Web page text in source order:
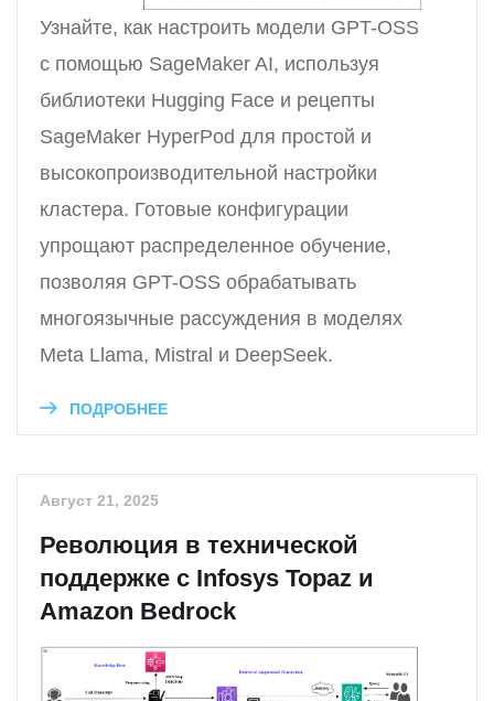
Узнайте, как настроить модели GPT-OSS
с помощью SageMaker AI, используя
библиотеки Hugging Face и рецепты
SageMaker HyperPod для простой и
высокопроизводительной настройки
кластера. Готовые конфигурации
упрощают распределенное обучение,
позволяя GPT-OSS обрабатывать
многоязычные рассуждения в моделях
Meta Llama, Mistral и DeepSeek.
ПОДРОБНЕЕ
Август 21, 2025
Революция в технической
поддержке с Infosys Topaz и
Amazon Bedrock